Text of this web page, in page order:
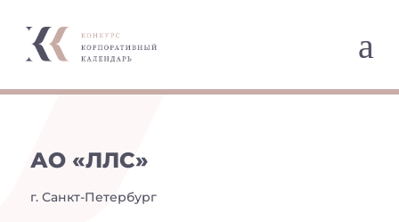
a
АО «ЛЛС»
г. Санкт-Петербург